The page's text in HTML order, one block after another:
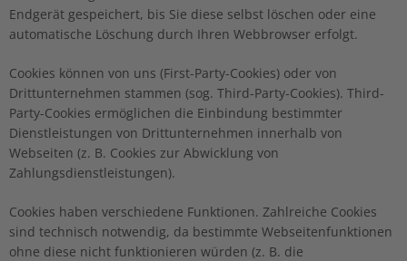
Endgerät gespeichert, bis Sie diese selbst löschen oder eine
automatische Löschung durch Ihren Webbrowser erfolgt.
Cookies können von uns (First-Party-Cookies) oder von
Drittunternehmen stammen (sog. Third-Party-Cookies). Third-
Party-Cookies ermöglichen die Einbindung bestimmter
Dienstleistungen von Drittunternehmen innerhalb von
Webseiten (z. B. Cookies zur Abwicklung von
Zahlungsdienstleistungen).
Cookies haben verschiedene Funktionen. Zahlreiche Cookies
sind technisch notwendig, da bestimmte Webseitenfunktionen
ohne diese nicht funktionieren würden (z. B. die